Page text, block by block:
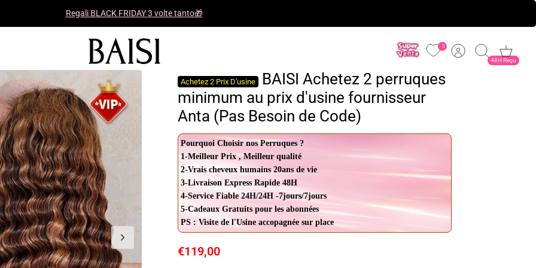
Regali BLACK FRIDAY 3 volte tanto🎁
48H Reçu
0
AccountCerca Carrello
Achetez 2 Prix D'usine
BAISI Achetez 2 perruques
minimum au prix d'usine fournisseur
Anta (Pas Besoin de Code)
Pourquoi Choisir nos Perruques ?
1-Meilleur Prix , Meilleur qualité
2-Vrais cheveux humains 20ans de vie
3-Livraison Express Rapide 48H
4-Service Fiable 24H/24H -7jours/7jours
5-Cadeaux Gratuits pour les abonnées
PS : Visite de l'Usine accopagnée sur place
€119,00